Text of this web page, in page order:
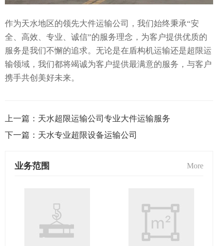
作为天水地区的领先大件运输公司，我们始终秉承“安
全、高效、专业、诚信”的服务理念，为客户提供优质的
服务是我们不懈的追求。无论是在盾构机运输还是超限运
输领域，我们都将竭诚为客户提供最满意的服务，与客户
携手共创美好未来。
上一篇： 天水超限运输公司专业大件运输服务
下一篇： 天水专业超限设备运输公司
业务范围 More